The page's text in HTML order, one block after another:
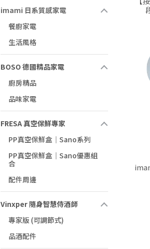
imami 日系質感家電
餐廚家電
生活風格
BOSO 德國精品家電
廚房精品
品味家電
FRESA 真空保鮮專家
PP真空保鮮盒｜Sano系列
PP真空保鮮盒｜Sano優惠組
合
配件周邊
Vinxper 隨身智慧侍酒師
專家版 (可調節式)
品酒配件